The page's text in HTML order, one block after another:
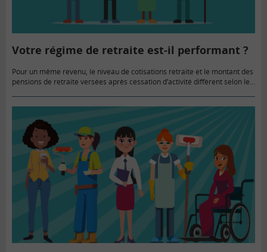
Votre régime de retraite est-il performant ?
Pour un même revenu, le niveau de cotisations retraite et le montant des
pensions de retraite versées après cessation d’activité diffèrent selon les